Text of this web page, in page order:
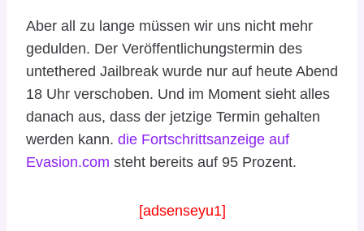
Aber all zu lange müssen wir uns nicht mehr
gedulden. Der Veröffentlichungstermin des
untethered Jailbreak wurde nur auf heute Abend
18 Uhr verschoben. Und im Moment sieht alles
danach aus, dass der jetzige Termin gehalten
werden kann. die Fortschrittsanzeige auf
Evasion.com steht bereits auf 95 Prozent.
[adsenseyu1]